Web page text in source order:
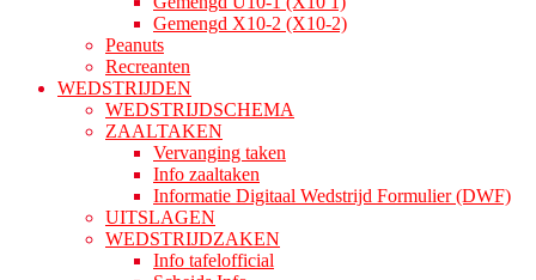
Gemengd X10-2 (X10-2)
Peanuts
Recreanten
WEDSTRIJDEN
WEDSTRIJDSCHEMA
ZAALTAKEN
Vervanging taken
Info zaaltaken
Informatie Digitaal Wedstrijd Formulier (DWF)
UITSLAGEN
WEDSTRIJDZAKEN
Info tafelofficial